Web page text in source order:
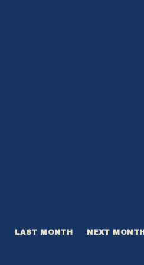
LAST MONTH NEXT MONTH